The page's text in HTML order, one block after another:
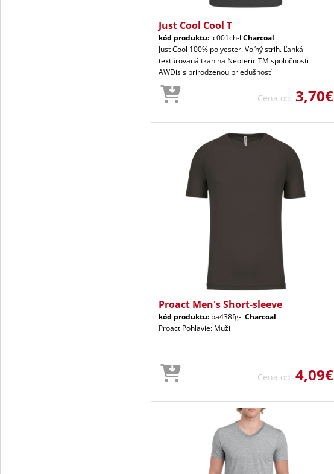
Just Cool Cool T
kód produktu: jc001ch-l Charcoal
Just Cool 100% polyester. Voľný strih. Ľahká
textúrovaná tkanina Neoteric TM spoločnosti
AWDis s prirodzenou priedušnosť
Cena od 3,70€
Proact Men's Short-sleeve
kód produktu: pa438fg-l Charcoal
Proact Pohlavie: Muži
Cena od 4,09€